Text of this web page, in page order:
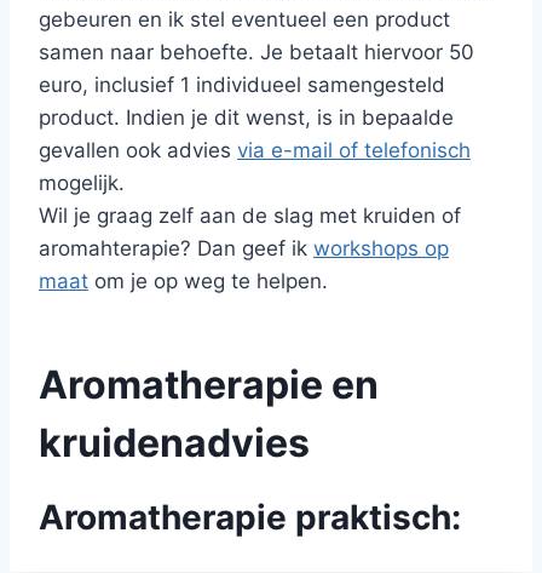
gebeuren en ik stel eventueel een product
samen naar behoefte. Je betaalt hiervoor 50
euro, inclusief 1 individueel samengesteld
product. Indien je dit wenst, is in bepaalde
gevallen ook advies via e-mail of telefonisch
mogelijk.
Wil je graag zelf aan de slag met kruiden of
aromahterapie? Dan geef ik workshops op
maat om je op weg te helpen.
Aromatherapie en
kruidenadvies
Aromatherapie praktisch: